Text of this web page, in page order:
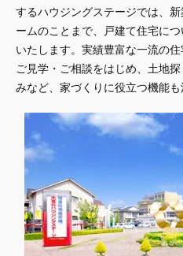
するハウジングステージでは、
ームのことまで、戸建て住宅に
いたします。実績豊富な一流の
ご見学・ご相談をはじめ、土地
みなど、家づくりに役立つ機能も